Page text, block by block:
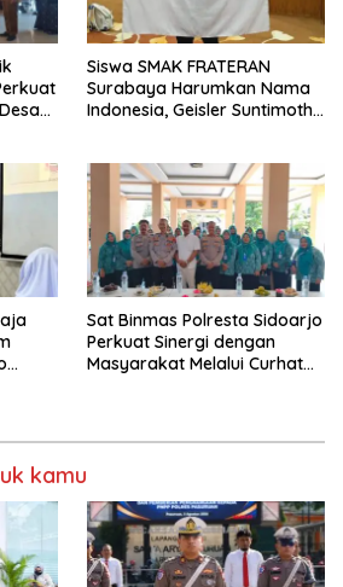
Siswa SMAK FRATERAN
Surabaya Harumkan Nama
Indonesia, Geisler Suntimothy
Sat Binmas Polresta Sidoarjo
Perkuat Sinergi dengan
Masyarakat Melalui Curhat
kamu